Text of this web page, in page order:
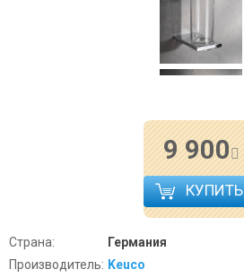
9 900
КУПИТЬ
Страна:
Германия
Производитель: Keuco